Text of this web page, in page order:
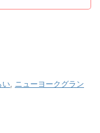
い
ニューヨークグラン